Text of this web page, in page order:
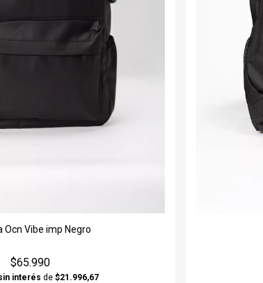
Ocn Vibe imp Negro
$65.990
interés de $21.996,67